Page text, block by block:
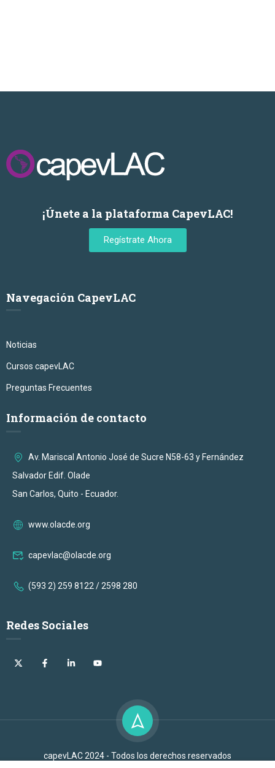
¡Únete a la plataforma CapevLAC!
Regístrate Ahora
Navegación CapevLAC
Noticias
Cursos capevLAC
Preguntas Frecuentes
Información de contacto
Av. Mariscal Antonio José de Sucre N58-63 y Fernández
Salvador Edif. Olade
San Carlos, Quito - Ecuador.
www.olacde.org
capevlac@olacde.org
(593 2) 259 8122 / 2598 280
Redes Sociales
capevLAC 2024 - Todos los derechos reservados